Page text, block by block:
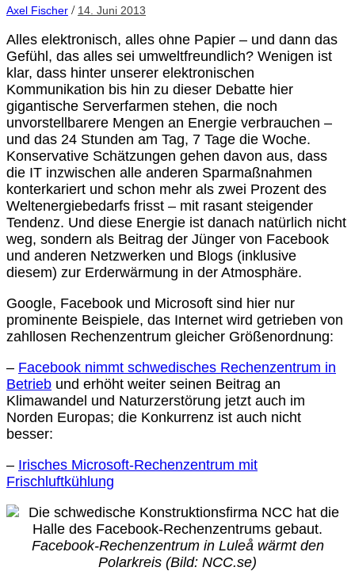
Axel Fischer / 14. Juni 2013
Alles elektronisch, alles ohne Papier – und dann das
Gefühl, das alles sei umweltfreundlich? Wenigen ist
klar, dass hinter unserer elektronischen
Kommunikation bis hin zu dieser Debatte hier
gigantische Serverfarmen stehen, die noch
unvorstellbarere Mengen an Energie verbrauchen –
und das 24 Stunden am Tag, 7 Tage die Woche.
Konservative Schätzungen gehen davon aus, dass
die IT inzwischen alle anderen Sparmaßnahmen
konterkariert und schon mehr als zwei Prozent des
Weltenergiebedarfs frisst – mit rasant steigender
Tendenz. Und diese Energie ist danach natürlich nicht
weg, sondern als Beitrag der Jünger von Facebook
und anderen Netzwerken und Blogs (inklusive
diesem) zur Erderwärmung in der Atmosphäre.
Google, Facebook und Microsoft sind hier nur
prominente Beispiele, das Internet wird getrieben von
zahllosen Rechenzentrum gleicher Größenordnung:
– Facebook nimmt schwedisches Rechenzentrum in
Betrieb und erhöht weiter seinen Beitrag an
Klimawandel und Naturzerstörung jetzt auch im
Norden Europas; die Konkurrenz ist auch nicht
besser:
– Irisches Microsoft-Rechenzentrum mit
Frischluftkühlung
Facebook-Rechenzentrum in Luleå wärmt den
Polarkreis (Bild: NCC.se)